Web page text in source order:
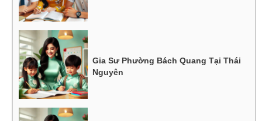
Gia Sư Phường Bách Quang Tại Thái
Nguyên